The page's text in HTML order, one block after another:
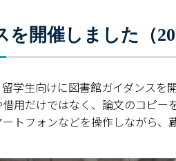
開催しました（
学生向けに図書館ガイダンスを
用だけではなく、論文のコピー
トフォンなどを操作しながら